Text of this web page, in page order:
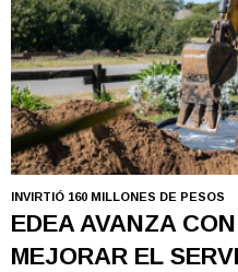
INVIRTIÓ 160 MILLONES DE PESOS
EDEA AVANZA
MEJORAR EL